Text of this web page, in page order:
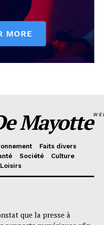
Mayotte
Faits divers
Société
Culture
Loisirs
que la presse à